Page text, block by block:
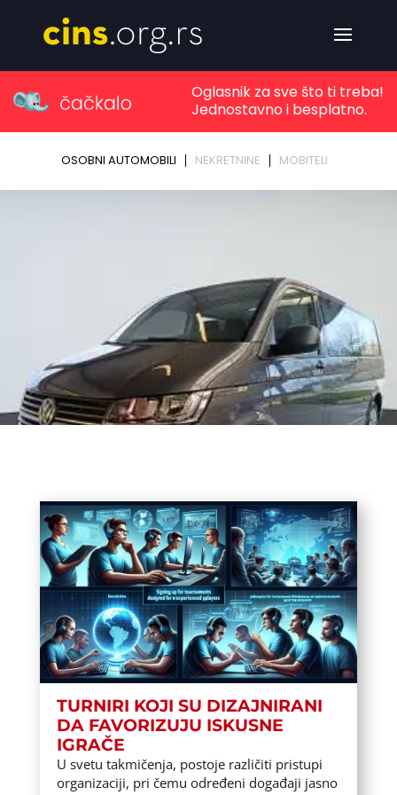
TURNIRI KOJI SU DIZAJNIRANI
DA FAVORIZUJU ISKUSNE
IGRAČE
U svetu takmičenja, postoje različiti pristupi
organizaciji, pri čemu određeni događaji jasno